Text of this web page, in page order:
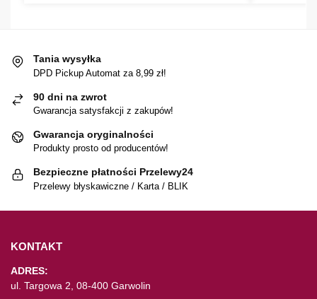
Tania wysyłka
DPD Pickup Automat za 8,99 zł!
90 dni na zwrot
Gwarancja satysfakcji z zakupów!
Gwarancja oryginalności
Produkty prosto od producentów!
Bezpieczne płatności Przelewy24
Przelewy błyskawiczne / Karta / BLIK
KONTAKT
ADRES:
ul. Targowa 2, 08-400 Garwolin